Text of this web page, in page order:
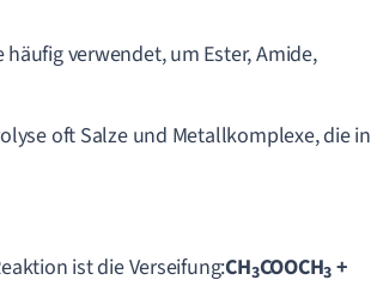
verwendet, um Ester, Amide,
oft Salze und Metallkomplexe, die in
ist die Verseifung:CH3COOCH3 +